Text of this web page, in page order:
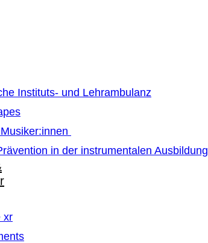
Instituts- und Lehrambulanz
in der instrumentalen Ausbildung
xr